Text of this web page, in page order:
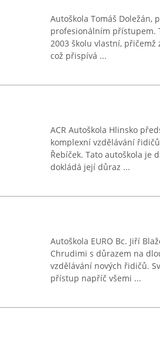
Autoškola Tomáš Doležán,
profesionálním přístupem.
2003 školu vlastní,
což přispívá ...
ACR Autoškola Hlinsko
komplexní vzdělávání
Řebíček. Tato autoškola je
dokládá její důraz ...
Autoškola EURO Bc. Jiří
Chrudimi s důrazem na
vzdělávání nových řidičů.
přístup napříč všemi ...